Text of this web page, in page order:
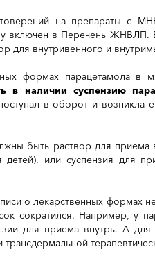
на препараты с
включен в Перечень ЖНВЛП.
для внутривенного и
формах парацетамола в
в наличии суспензию
в оборот и возникла
быть раствор для приема
или суспензия для
о лекарственных формах
сократился. Например, у
для приема внутрь. А